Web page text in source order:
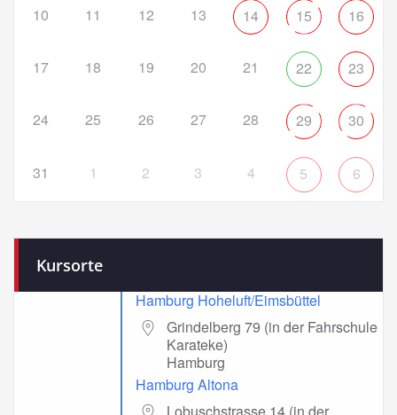
10 11 12 13 14 15 16
17 18 19 20 21 22 23
24 25 26 27 28 29 30
31 1 2 3 4 5 6
Kursorte
Hamburg Hoheluft/Eimsbüttel
Grindelberg 79 (in der Fahrschule
Karateke)
Hamburg
Hamburg Altona
Lobuschstrasse 14 (in der